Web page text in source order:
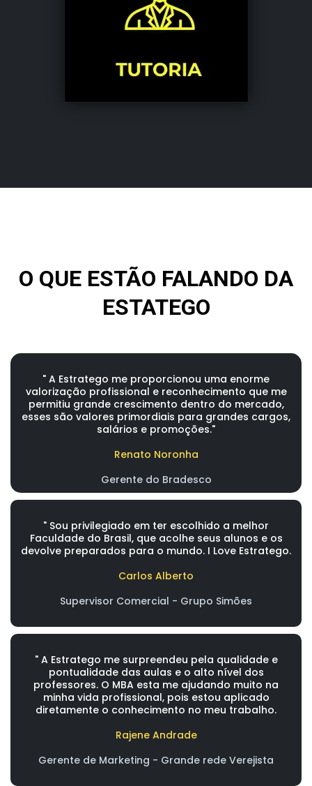
O QUE ESTÃO FALANDO DA
ESTATEGO
" A Estratego me proporcionou uma enorme
valorização profissional e reconhecimento que me
permitiu grande crescimento dentro do mercado,
esses são valores primordiais para grandes cargos,
salários e promoções."
Renato Noronha
Gerente do Bradesco
" Sou privilegiado em ter escolhido a melhor
Faculdade do Brasil, que acolhe seus alunos e os
devolve preparados para o mundo. I Love Estratego.
Carlos Alberto
Supervisor Comercial - Grupo Simões
" A Estratego me surpreendeu pela qualidade e
pontualidade das aulas e o alto nível dos
professores. O MBA esta me ajudando muito na
minha vida profissional, pois estou aplicado
diretamente o conhecimento no meu trabalho.
Rajene Andrade
Gerente de Marketing - Grande rede Verejista